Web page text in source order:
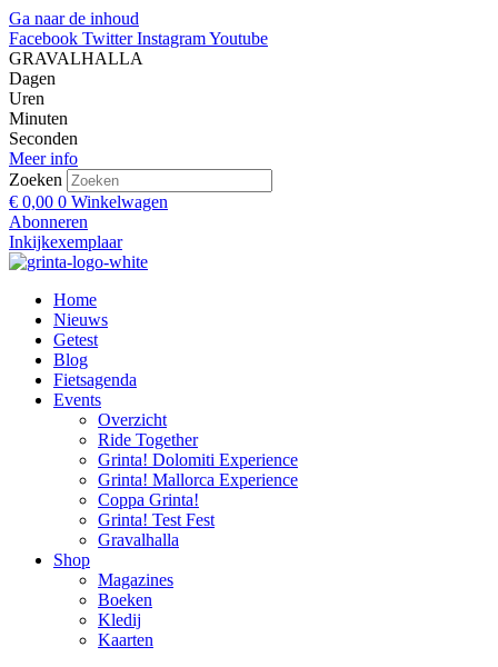
Ga naar de inhoud
Facebook Twitter InstagramYoutube
GRAVALHALLA
Dagen
Uren
Minuten
Seconden
Meer info
Zoeken
€ 0,00 0 Winkelwagen
Abonneren
Inkijkexemplaar
Home
Nieuws
Getest
Blog
Fietsagenda
Events
Overzicht
Ride Together
Grinta! Dolomiti Experience
Grinta! Mallorca Experience
Coppa Grinta!
Grinta! Test Fest
Gravalhalla
Shop
Magazines
Boeken
Kledij
Kaarten